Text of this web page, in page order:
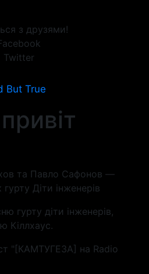
з друзями!
Twitter
But True
та Павло Сафонов —
Діти інженерів
гурту діти інженерів,
Кіллхаус.
"[КАМТУГЕЗА] на Radio